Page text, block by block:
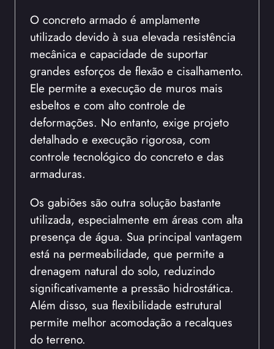
O concreto armado é amplamente
utilizado devido à sua elevada resistência
mecânica e capacidade de suportar
grandes esforços de flexão e cisalhamento.
Ele permite a execução de muros mais
esbeltos e com alto controle de
deformações. No entanto, exige projeto
detalhado e execução rigorosa, com
controle tecnológico do concreto e das
armaduras.
Os gabiões são outra solução bastante
utilizada, especialmente em áreas com alta
presença de água. Sua principal vantagem
está na permeabilidade, que permite a
drenagem natural do solo, reduzindo
significativamente a pressão hidrostática.
Além disso, sua flexibilidade estrutural
permite melhor acomodação a recalques
do terreno.